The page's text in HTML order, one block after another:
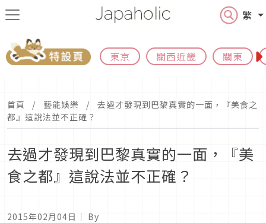
繁
東京 關西近畿 關東
首頁 藝能娛樂
去過才發現到巴黎真實的一面，『美食之
都』這說法並不正確？
去過才發現到巴黎真實的一面，『美
食之都』這說法並不正確？
2015年02月04日 ｜ By